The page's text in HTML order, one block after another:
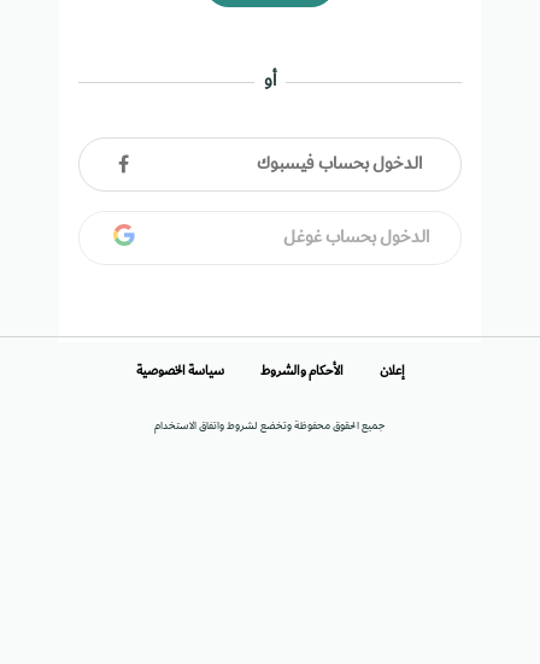
أو
الدخول بحساب فيسبوك
الدخول بحساب غوغل
جميع الحقوق محفوظة وتخضع لشروط واتفاق الاستخدام
إعلان الأحكام والشروط سياسة الخصوصية